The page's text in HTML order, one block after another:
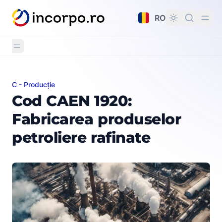
principal
RO
Cod CAEN 1920: Fabricarea produselor petroliere
C - Producție
Cod CAEN 1920:
Fabricarea produselor
petroliere rafinate